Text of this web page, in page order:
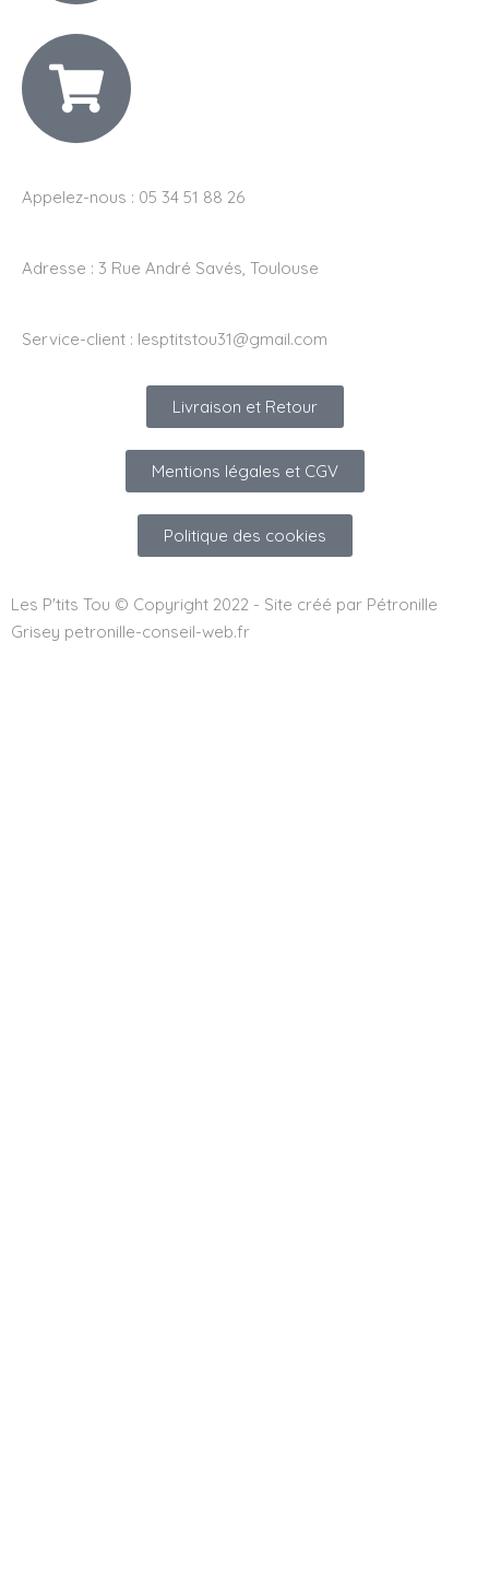
Appelez-nous : 05 34 51 88 26
Adresse : 3 Rue André Savés, Toulouse
Service-client : lesptitstou31@gmail.com
Livraison et Retour
Mentions légales et CGV
Politique des cookies
Les P'tits Tou © Copyright 2022 - Site créé par Pétronille
Grisey petronille-conseil-web.fr